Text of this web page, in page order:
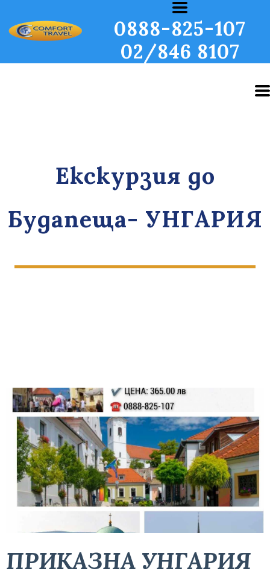
0888-825-107
02/846 8107
Екскурзия до
Будапеща- УНГАРИЯ
ПРИКАЗНА УНГАРИЯ